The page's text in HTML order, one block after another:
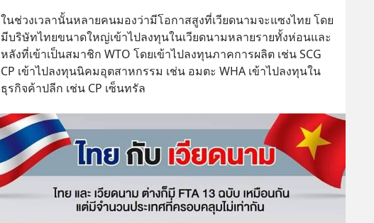
ในช่วงเวลานั้นหลายคนมองว่ามีโอกาสสูงที่เวียดนามจะแซงไทย โดย
มีบริษัทไทยขนาดใหญ่เข้าไปลงทุนในเวียดนามหลายรายทั้งห่อนและ
หลังที่เข้าเป็นสมาชิก WTO โดยเข้าไปลงทุนภาคการผลิต เช่น SCG
CP เข้าไปลงทุนนิคมอุตสาหกรรม เช่น อมตะ WHA เข้าไปลงทุนใน
ธุรกิจค้าปลีก เช่น CP เซ็นทรัล